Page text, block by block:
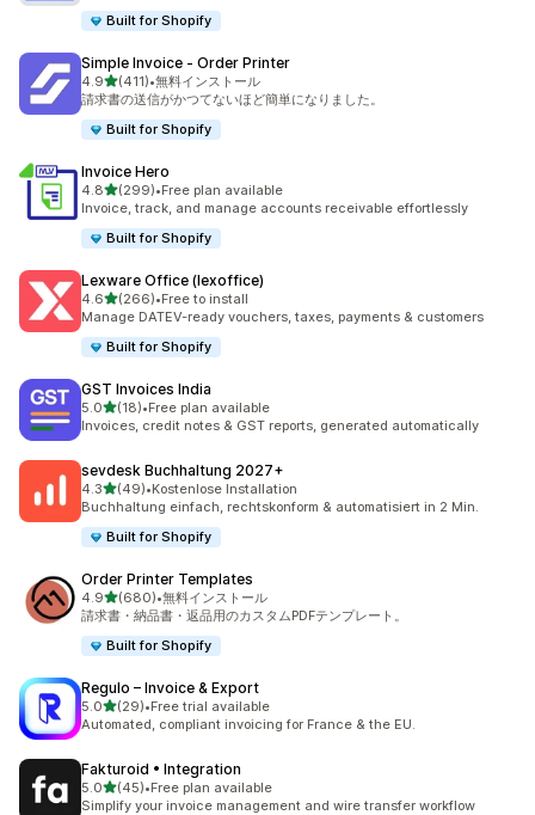
Built for Shopify
Simple Invoice ‑ Order Printer
4.95つ星中
(411)
合計レビュー数：411件
•無料インストール
請求書の送信がかつてないほど簡単になりました。
Built for Shopify
Invoice Hero
4.85つ星中
(299)
合計レビュー数：299件
•Free plan available
Invoice, track, and manage accounts receivable effortlessly
Built for Shopify
Lexware Office (lexoffice)
4.65つ星中
(266)
合計レビュー数：266件
•Free to install
Manage DATEV-ready vouchers, taxes, payments & customers
Built for Shopify
GST Invoices India
5.05つ星中
(18)
合計レビュー数：18件
•Free plan available
Invoices, credit notes & GST reports, generated automatically
sevdesk Buchhaltung 2027+
4.35つ星中
(49)
合計レビュー数：49件
•Kostenlose Installation
Buchhaltung einfach, rechtskonform & automatisiert in 2 Min.
Built for Shopify
Order Printer Templates
4.95つ星中
(680)
合計レビュー数：680件
•無料インストール
請求書・納品書・返品用のカスタムPDFテンプレート。
Built for Shopify
Regulo – Invoice & Export
5.05つ星中
(29)
合計レビュー数：29件
•Free trial available
Automated, compliant invoicing for France & the EU.
Fakturoid • Integration
5.05つ星中
(45)
合計レビュー数：45件
•Free plan available
Simplify your invoice management and wire transfer workflow